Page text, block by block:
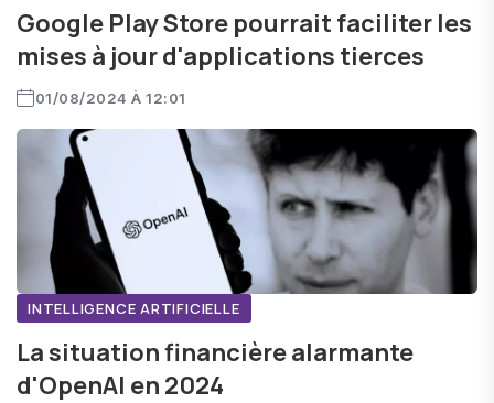
Google Play Store pourrait faciliter les
mises à jour d'applications tierces
01/08/2024 À 12:01
INTELLIGENCE ARTIFICIELLE
La situation financière alarmante
d'OpenAI en 2024